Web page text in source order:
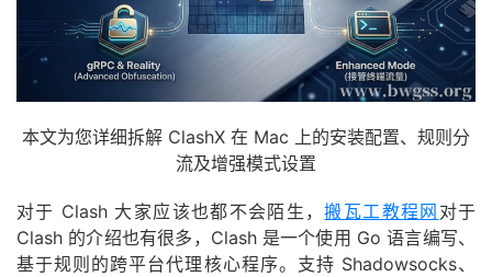
本文为您详细拆解 ClashX 在 Mac 上的安装配置、规则分
流及增强模式设置
对于 Clash 大家应该也都不会陌生，搬瓦工教程网 对于
Clash 的介绍也有很多，Clash 是一个使用 Go 语言编写、
基于规则的跨平台代理核心程序。支持 Shadowsocks、